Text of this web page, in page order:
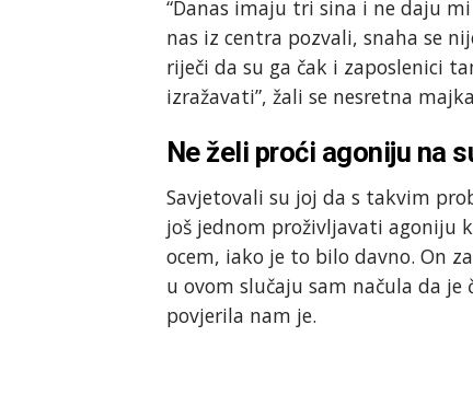
“Danas imaju tri sina i ne daju
nas iz centra pozvali, snaha se
riječi da su ga čak i zaposlenici
izražavati”, žali se nesretna
Ne želi proći agoniju na
Savjetovali su joj da s takvim
još jednom proživljavati agoniju
ocem, iako je to bilo davno. On
u ovom slučaju sam načula da
povjerila nam je.